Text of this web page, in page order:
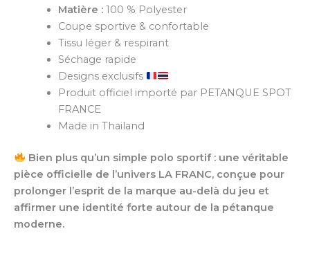
Matière :100 % Polyester
Coupe sportive & confortable
Tissu léger & respirant
Séchage rapide
Designs exclusifs
Produit officiel importé par PETANQUE SPOT
FRANCE
Made in Thailand
Bien plus qu’un simple polo sportif : une véritable
pièce officielle de l’univers LA FRANC, conçue pour
prolonger l’esprit de la marque au-delà du jeu et
affirmer une identité forte autour de la pétanque
moderne.